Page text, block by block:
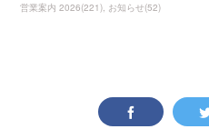
営業案内 2026(221) お知らせ(52)